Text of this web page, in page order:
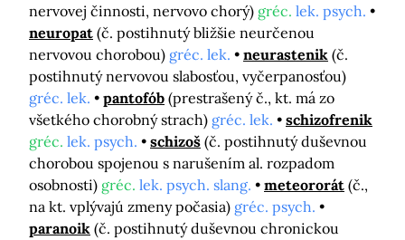
nervovej činnosti, nervovo chorý) gréc. lek. psych.
neuropat (č. postihnutý bližšie neurčenou
nervovou chorobou) gréc. lek. neurastenik (č.
postihnutý nervovou slabosťou, vyčerpanosťou)
gréc. lek.
pantofób (prestrašený č., kt. má zo
všetkého chorobný strach) gréc. lek.
schizofrenik
gréc. lek. psych. schizoš (č. postihnutý duševnou
chorobou spojenou s narušením al. rozpadom
osobnosti) gréc. lek. psych. slang. meteororát (č.,
na kt. vplývajú zmeny počasia) gréc. psych.
paranoik (č. postihnutý duševnou chronickou